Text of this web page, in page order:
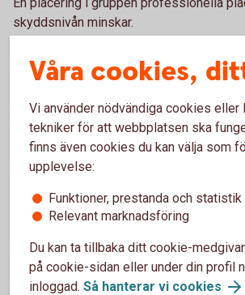
skyddsnivån minskar.
Professionell kund
Professionella kunder antas vara i stånd
investeringsbeslut och förstå riskerna
investeringar. De förväntas normalt ha
de själva kan avgöra vilken information
är professionell kund själv måste begära
som hon eller han anser sig behöva. Vid
investeringsrådgivning gör banken
bedömning av kundens erfarenhet och
av kundens finansiella ställning. Vid
Våra cookies,
Vi använder nödvändiga cookies eller
tekniker för att webbplatsen ska
finns även cookies du kan välja som
upplevelse:
Funktioner, prestanda och statistik
Relevant marknadsföring
Du kan ta tillbaka ditt cookie-
på cookie-sidan eller under din profil
inloggad. Så hanterar vi cookies